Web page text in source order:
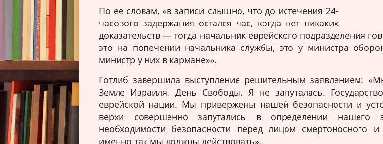
По ее словам, «в записи слышно, что до истечения 24-
часового задержания остался час, когда нет никаких
доказательств — тогда начальник еврейского подразделения
это на попечении начальника службы, это у министра
министр у них в кармане»».
Готлиб завершила выступление решительным заявлением:
Земле Израиля. День Свободы. Я не запуталась.
еврейской нации. Мы привержены нашей безопасности и
верхи совершенно запутались в определении нашего
необходимости безопасности перед лицом смертоносного
именно так мы должны действовать».